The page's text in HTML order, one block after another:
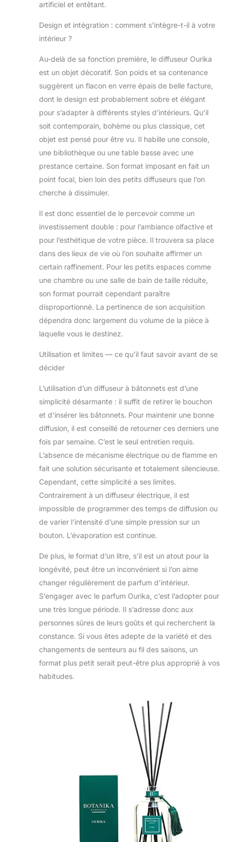
artificiel et entêtant.
Design et intégration : comment s’intègre-t-il à votre
intérieur ?
Au-delà de sa fonction première, le diffuseur Ourika
est un objet décoratif. Son poids et sa contenance
suggèrent un flacon en verre épais de belle facture,
dont le design est probablement sobre et élégant
pour s’adapter à différents styles d’intérieurs. Qu’il
soit contemporain, bohème ou plus classique, cet
objet est pensé pour être vu. Il habille une console,
une bibliothèque ou une table basse avec une
prestance certaine. Son format imposant en fait un
point focal, bien loin des petits diffuseurs que l’on
cherche à dissimuler.
Il est donc essentiel de le percevoir comme un
investissement double : pour l’ambiance olfactive et
pour l’esthétique de votre pièce. Il trouvera sa place
dans des lieux de vie où l’on souhaite affirmer un
certain raffinement. Pour les petits espaces comme
une chambre ou une salle de bain de taille réduite,
son format pourrait cependant paraître
disproportionné. La pertinence de son acquisition
dépendra donc largement du volume de la pièce à
laquelle vous le destinez.
Utilisation et limites — ce qu’il faut savoir avant de se
décider
L’utilisation d’un diffuseur à bâtonnets est d’une
simplicité désarmante : il suffit de retirer le bouchon
et d’insérer les bâtonnets. Pour maintenir une bonne
diffusion, il est conseillé de retourner ces derniers une
fois par semaine. C’est le seul entretien requis.
L’absence de mécanisme électrique ou de flamme en
fait une solution sécurisante et totalement silencieuse.
Cependant, cette simplicité a ses limites.
Contrairement à un diffuseur électrique, il est
impossible de programmer des temps de diffusion ou
de varier l’intensité d’une simple pression sur un
bouton. L’évaporation est continue.
De plus, le format d’un litre, s’il est un atout pour la
longévité, peut être un inconvénient si l’on aime
changer régulièrement de parfum d’intérieur.
S’engager avec le parfum Ourika, c’est l’adopter pour
une très longue période. Il s’adresse donc aux
personnes sûres de leurs goûts et qui recherchent la
constance. Si vous êtes adepte de la variété et des
changements de senteurs au fil des saisons, un
format plus petit serait peut-être plus approprié à vos
habitudes.